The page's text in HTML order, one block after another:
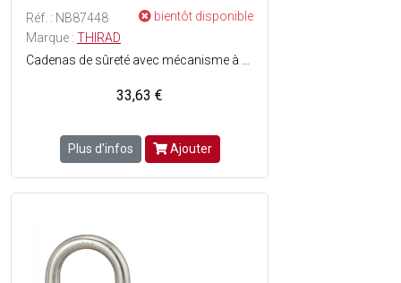
Réf. : NB87448
bientôt disponible
Marque : THIRAD
33,63 €
Plus d'infos Ajouter